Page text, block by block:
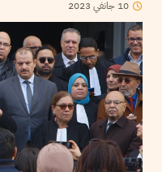
10 جانفي 2023